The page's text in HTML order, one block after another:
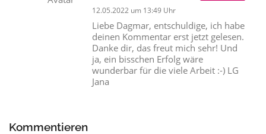
12.05.2022 um 13:49 Uhr
Liebe Dagmar, entschuldige, ich habe
deinen Kommentar erst jetzt gelesen.
Danke dir, das freut mich sehr! Und
ja, ein bisschen Erfolg wäre
wunderbar für die viele Arbeit :-) LG
Jana
Kommentieren